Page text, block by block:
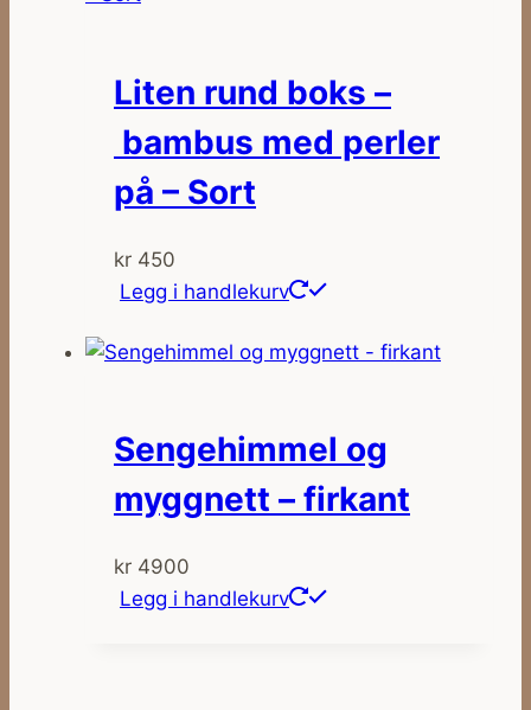
kan
velges
på
Liten rund boks –
bambus med perler
på – Sort
kr 450
Legg i handlekurv
Sengehimmel og
myggnett – firkant
kr 4900
Legg i handlekurv